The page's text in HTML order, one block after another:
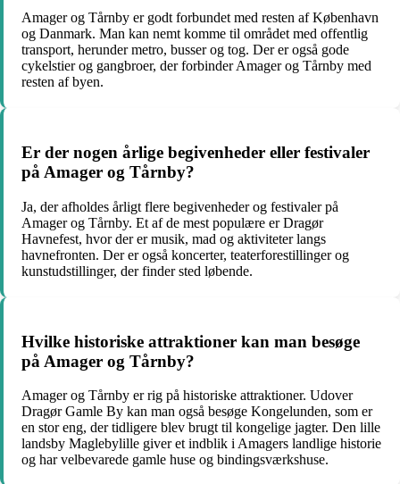
Amager og Tårnby er godt forbundet med resten af København
og Danmark. Man kan nemt komme til området med offentlig
transport, herunder metro, busser og tog. Der er også gode
cykelstier og gangbroer, der forbinder Amager og Tårnby med
resten af byen.
Er der nogen årlige begivenheder eller festivaler
på Amager og Tårnby?
Ja, der afholdes årligt flere begivenheder og festivaler på
Amager og Tårnby. Et af de mest populære er Dragør
Havnefest, hvor der er musik, mad og aktiviteter langs
havnefronten. Der er også koncerter, teaterforestillinger og
kunstudstillinger, der finder sted løbende.
Hvilke historiske attraktioner kan man besøge
på Amager og Tårnby?
Amager og Tårnby er rig på historiske attraktioner. Udover
Dragør Gamle By kan man også besøge Kongelunden, som er
en stor eng, der tidligere blev brugt til kongelige jagter. Den lille
landsby Maglebylille giver et indblik i Amagers landlige historie
og har velbevarede gamle huse og bindingsværkshuse.